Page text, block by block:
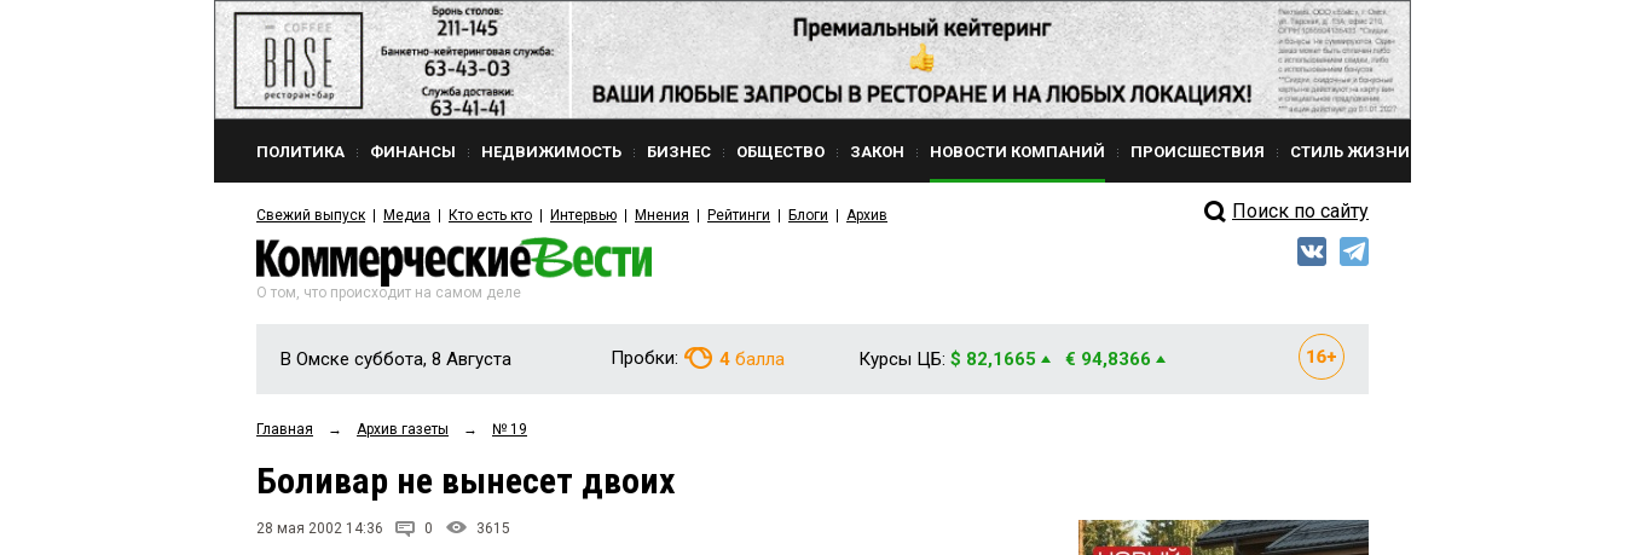
ПОЛИТИКА ФИНАНСЫ НЕДВИЖИМОСТЬ БИЗНЕС ОБЩЕСТВО ЗАКОН НОВОСТИ КОМПАНИЙ ПРОИСШЕСТВИЯ СТИЛЬ ЖИЗНИ
Свежий выпуск Медиа Кто есть кто Интервью Мнения Рейтинги Блоги Архив Поиск по сайту
О том, что происходит на самом деле
В Омске суббота, 8 Августа Пробки: 4 балла Курсы ЦБ: $ 82,1665 € 94,8366
Главная → Архив газеты → № 19
Боливар не вынесет двоих
28 мая 2002 14:36 0 3615